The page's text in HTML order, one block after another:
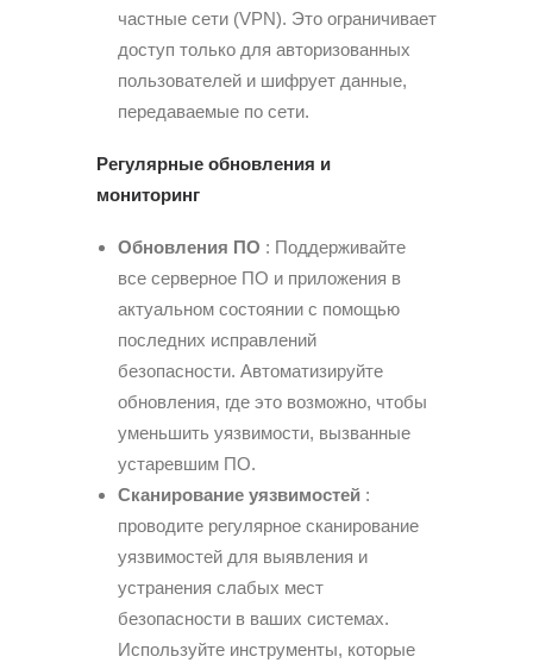
частные сети (VPN). Это ограничивает
доступ только для авторизованных
пользователей и шифрует данные,
передаваемые по сети.
Регулярные обновления и
мониторинг
Обновления ПО : Поддерживайте
все серверное ПО и приложения в
актуальном состоянии с помощью
последних исправлений
безопасности. Автоматизируйте
обновления, где это возможно, чтобы
уменьшить уязвимости, вызванные
устаревшим ПО.
Сканирование уязвимостей :
проводите регулярное сканирование
уязвимостей для выявления и
устранения слабых мест
безопасности в ваших системах.
Используйте инструменты, которые